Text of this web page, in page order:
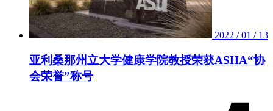
2022 / 01 / 13
亚利桑那州立大学健康学院教授荣获ASHA“协
会荣誉”称号